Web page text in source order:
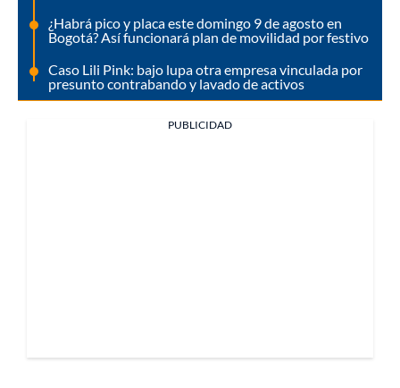
¿Habrá pico y placa este domingo 9 de agosto en
Bogotá? Así funcionará plan de movilidad por festivo
Caso Lili Pink: bajo lupa otra empresa vinculada por
presunto contrabando y lavado de activos
PUBLICIDAD